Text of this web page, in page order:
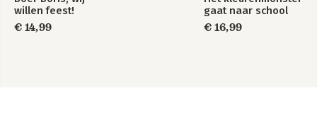
willen feest!
€ 14,99
gaat naar school
€ 16,99